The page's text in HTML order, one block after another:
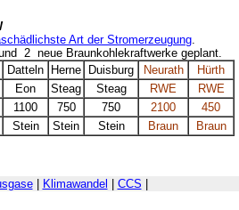
Art der Stromerzeugung.
2 neue Braunkohlekraftwerke geplant.
Datteln Herne Duisburg Neurath
Hürth
Eon Steag Steag RWE
RWE
1100 750 750 2100
450
Stein Stein Stein Braun Braun
| Klimawandel CCS